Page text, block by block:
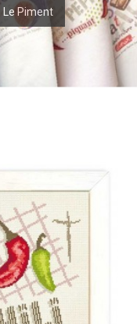
Le Piment